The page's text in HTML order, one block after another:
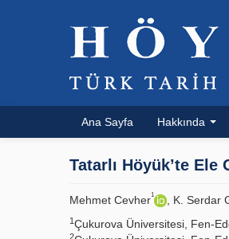
Ana Sayfa Hakkında
Tatarlı Höyük’te
Mehmet Cevher1 , K. Serdar
1Çukurova Üniversitesi, Fen-
2